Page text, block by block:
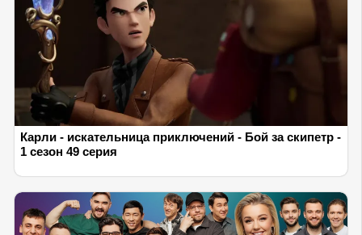
Карли - искательница приключений - Бой за скипетр -
1 сезон 49 серия